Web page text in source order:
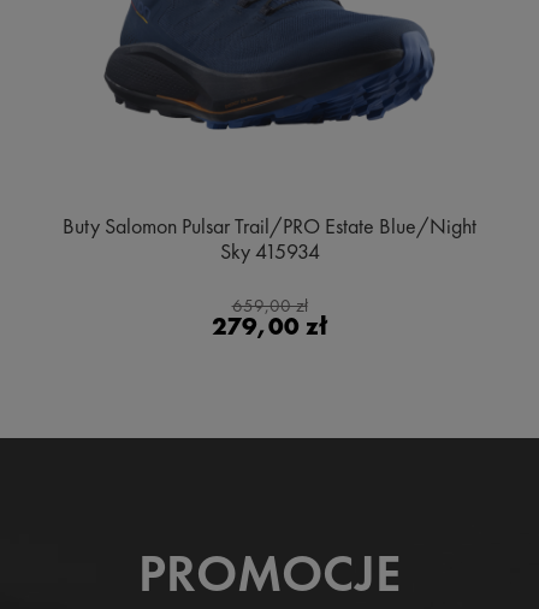
Buty Salomon Pulsar Trail/PRO Estate Blue/Night
Sky 415934
659,00 zł
279,00 zł
PROMOCJE